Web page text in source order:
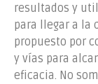
resultados y
para llegar a la
propuesto por
y vías para
eficacia. No